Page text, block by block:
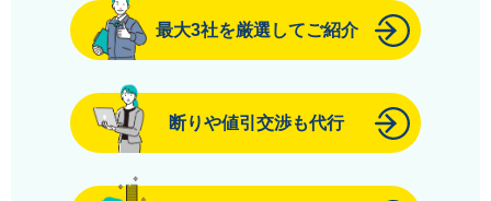
最大3社を厳選してご紹介
断りや値引交渉も代行